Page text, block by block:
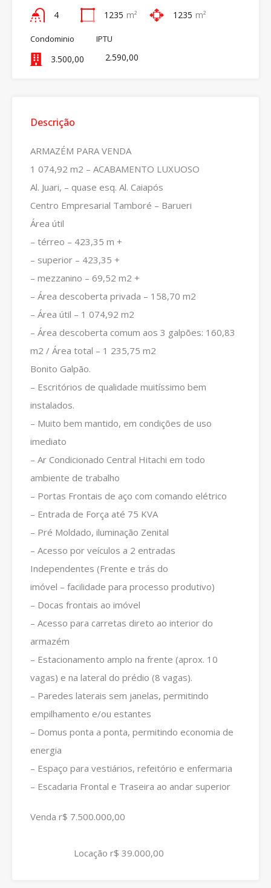
4 1235 m² 1235 m²
Condominio
3.500,00
IPTU
2.590,00
Descrição
ARMAZÉM PARA VENDA
1 074,92 m2 – ACABAMENTO LUXUOSO
Al. Juari, – quase esq. Al. Caiapós
Centro Empresarial Tamboré – Barueri
Área útil
– térreo – 423,35 m +
– superior – 423,35 +
– mezzanino – 69,52 m2 +
– Área descoberta privada – 158,70 m2
– Área útil – 1 074,92 m2
– Área descoberta comum aos 3 galpões: 160,83
m2 / Área total – 1 235,75 m2
Bonito Galpão.
– Escritórios de qualidade muitíssimo bem
instalados.
– Muito bem mantido, em condições de uso
imediato
– Ar Condicionado Central Hitachi em todo
ambiente de trabalho
– Portas Frontais de aço com comando elétrico
– Entrada de Força até 75 KVA
– Pré Moldado, iluminação Zenital
– Acesso por veículos a 2 entradas
Independentes (Frente e trás do
imóvel – facilidade para processo produtivo)
– Docas frontais ao imóvel
– Acesso para carretas direto ao interior do
armazém
– Estacionamento amplo na frente (aprox. 10
vagas) e na lateral do prédio (8 vagas).
– Paredes laterais sem janelas, permitindo
empilhamento e/ou estantes
– Domus ponta a ponta, permitindo economia de
energia
– Espaço para vestiários, refeitório e enfermaria
– Escadaria Frontal e Traseira ao andar superior
Venda r$ 7.500.000,00
Locação r$ 39.000,00